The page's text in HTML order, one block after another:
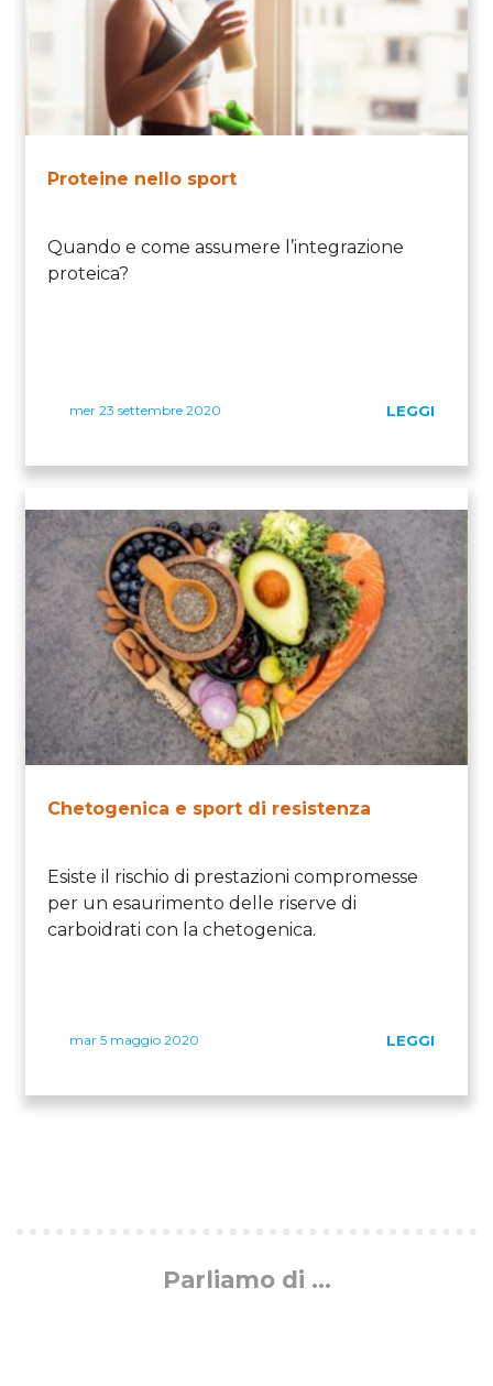
Proteine nello sport
Quando e come assumere l’integrazione
proteica?
mer 23 settembre 2020 LEGGI
Chetogenica e sport di resistenza
Esiste il rischio di prestazioni compromesse
per un esaurimento delle riserve di
carboidrati con la chetogenica.
mar 5 maggio 2020 LEGGI
Parliamo di ...